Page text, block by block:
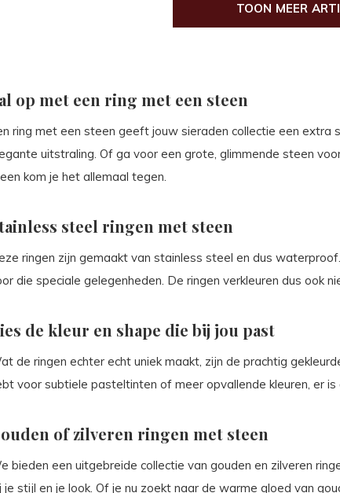
TOON MEER
op met een ring met een steen
ring met een steen geeft jouw sieraden collectie een extra
uitstraling. Of ga voor een grote, glimmende steen
kom je het allemaal tegen.
steel ringen met steen
ringen zijn gemaakt van stainless steel en dus
die speciale gelegenheden. De ringen verkleuren dus ook
de kleur en shape die bij jou past
de ringen echter echt uniek maakt, zijn de prachtig
voor subtiele pasteltinten of meer opvallende kleuren, er
of zilveren ringen met steen
bieden een uitgebreide collectie van gouden en zilveren
je stijl en je look. Of je nu zoekt naar de warme gloed van